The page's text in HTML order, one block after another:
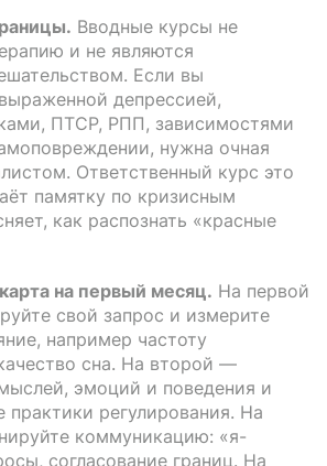
Вводные курсы не
и не являются
Если вы
депрессией,
ПТСР, РПП, зависимостями
нужна очная
Ответственный курс это
памятку по кризисным
как распознать «красные
на первый месяц. На первой
свой запрос и измерите
например частоту
сна. На второй —
эмоций и поведения и
практики регулирования. На
коммуникацию: «я-
согласование границ. На